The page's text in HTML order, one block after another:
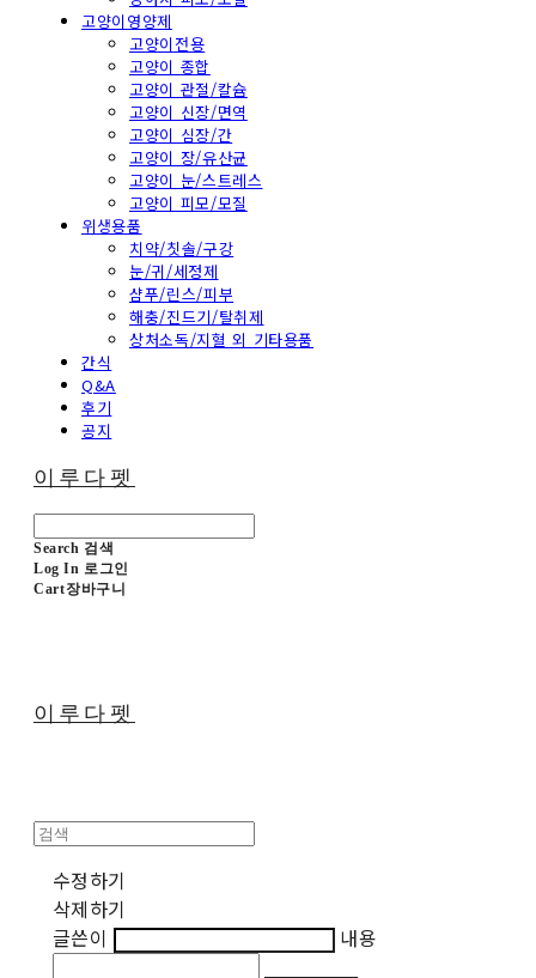
고양이영양제
고양이전용
고양이 종합
고양이 관절/칼슘
고양이 신장/면역
고양이 심장/간
고양이 장/유산균
고양이 눈/스트레스
고양이 피모/모질
위생용품
치약/칫솔/구강
눈/귀/세정제
샴푸/린스/피부
해충/진드기/탈취제
상처소독/지혈 외 기타용품
간식
Q&A
후기
공지
이루다펫
Search 검색
Log In 로그인
Cart장바구니
이루다펫
수정하기
삭제하기
글쓴이
내용